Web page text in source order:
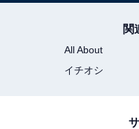
関
All About
イチオシ